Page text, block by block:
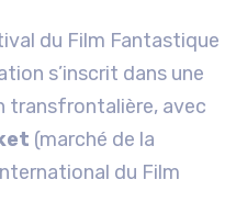
du Film Fantastique
s’inscrit dans une
transfrontalière, avec
(marché de la
du Film